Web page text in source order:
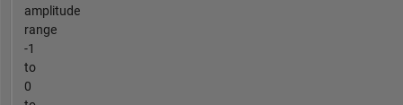
amplitude
range
-1
to
0